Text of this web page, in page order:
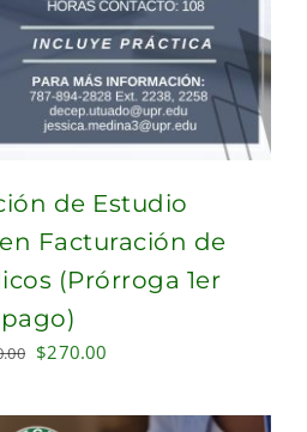
de Estudio
Facturación de
(Prórroga 1er
pago)
Original
was:
$270.00
is: